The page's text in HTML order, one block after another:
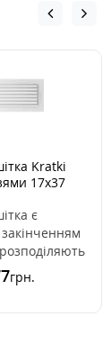
Kratki
17x37
є
з каміна.
грн.